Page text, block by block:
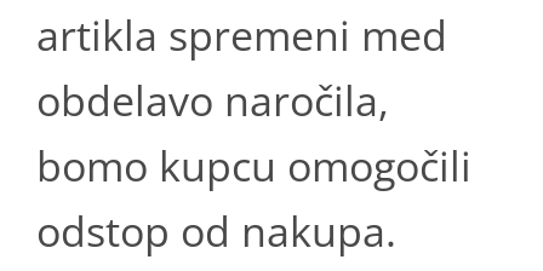
artikla spremeni med
obdelavo naročila,
bomo kupcu omogočili
odstop od nakupa.